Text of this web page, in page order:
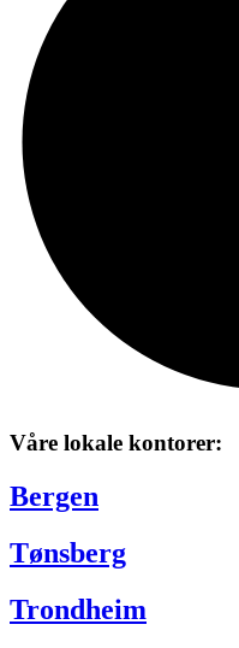
Våre lokale kontorer:
Bergen
Tønsberg
Trondheim